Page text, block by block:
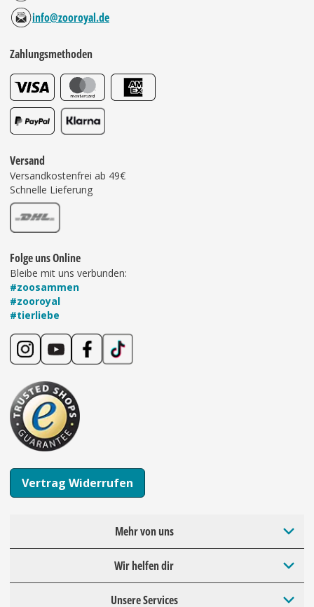
info@zooroyal.de
Zahlungsmethoden
Versand
Versandkostenfrei ab 49€
Schnelle Lieferung
Folge uns Online
Bleibe mit uns verbunden:
#zoosammen
#zooroyal
#tierliebe
Vertrag Widerrufen
Mehr von uns
Wir helfen dir
Unsere Services